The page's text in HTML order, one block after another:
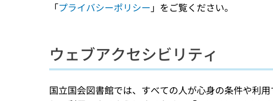
「プライバシーポリシー 」をご覧ください。
ウェブアクセシビリティ
国立国会図書館では、すべての人が心身の条件や利